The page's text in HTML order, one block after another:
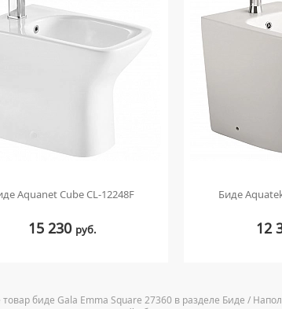
Aquanet Cube CL-12248F
15 230 руб.
Биде
12
биде Gala Emma Square 27360 в разделе Биде /